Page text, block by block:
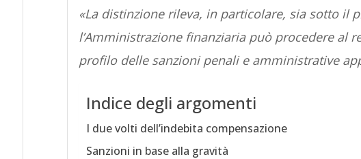
«La distinzione rileva, in particolare, sia sotto il
l’Amministrazione finanziaria può procedere al
profilo delle sanzioni penali e amministrative
Indice degli argomenti
I due volti dell’indebita compensazione
Sanzioni in base alla gravità